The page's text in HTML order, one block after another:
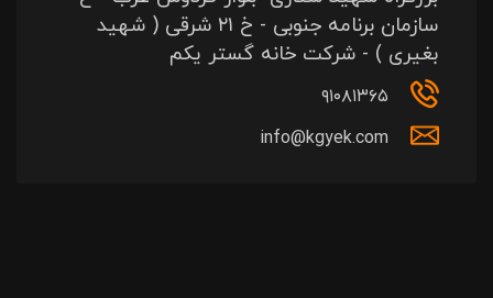
سازمان برنامه جنوبی - خ ۲۱ شرقی ( شهید
بغیری ) - شرکت خانه گستر یکم
۹۱۰۸۱۳۶۵
info@kgyek.com